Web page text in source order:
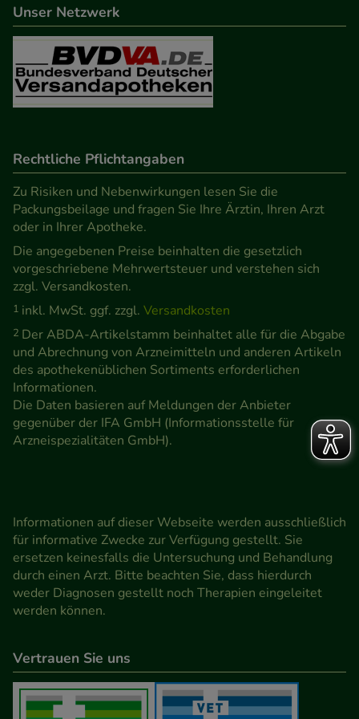
Unser Netzwerk
Rechtliche Pflichtangaben
Zu Risiken und Nebenwirkungen lesen Sie die
Packungsbeilage und fragen Sie Ihre Ärztin, Ihren Arzt
oder in Ihrer Apotheke.
Die angegebenen Preise beinhalten die gesetzlich
vorgeschriebene Mehrwertsteuer und verstehen sich
zzgl. Versandkosten.
1 inkl. MwSt. ggf. zzgl. Versandkosten
2 Der ABDA-Artikelstamm beinhaltet alle für die Abgabe
und Abrechnung von Arzneimitteln und anderen Artikeln
des apothekenüblichen Sortiments erforderlichen
Informationen.
Die Daten basieren auf Meldungen der Anbieter
gegenüber der IFA GmbH (Informationsstelle für
Arzneispezialitäten GmbH).
Informationen auf dieser Webseite werden ausschließlich
für informative Zwecke zur Verfügung gestellt. Sie
ersetzen keinesfalls die Untersuchung und Behandlung
durch einen Arzt. Bitte beachten Sie, dass hierdurch
weder Diagnosen gestellt noch Therapien eingeleitet
werden können.
Vertrauen Sie uns